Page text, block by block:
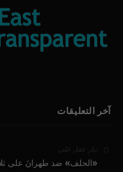
آخر التعليقات
بيار عقل على
«الحلف» ضد طهرانَ على